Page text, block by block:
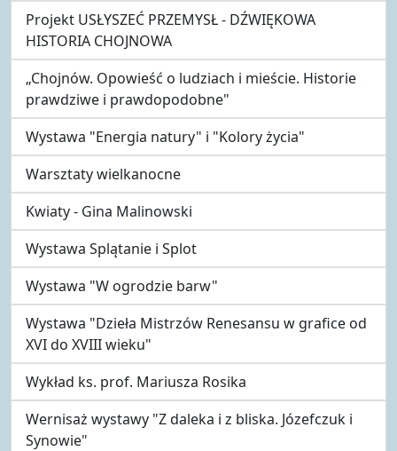
Projekt USŁYSZEĆ PRZEMYSŁ - DŹWIĘKOWA
HISTORIA CHOJNOWA
„Chojnów. Opowieść o ludziach i mieście. Historie
prawdziwe i prawdopodobne"
Wystawa "Energia natury" i "Kolory życia"
Warsztaty wielkanocne
Kwiaty - Gina Malinowski
Wystawa Splątanie i Splot
Wystawa "W ogrodzie barw"
Wystawa "Dzieła Mistrzów Renesansu w grafice od
XVI do XVIII wieku"
Wykład ks. prof. Mariusza Rosika
Wernisaż wystawy "Z daleka i z bliska. Józefczuk i
Synowie"